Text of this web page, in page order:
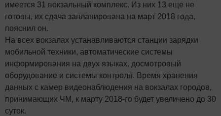
имеется 31 вокзальный комплекс. Из них 13 еще не
готовы, их сдача запланирована на март 2018 года,
пояснил он.
На всех вокзалах устанавливаются станции зарядки
мобильной техники, автоматические системы
информирования на двух языках, досмотровый
оборудование и системы контроля. Время хранения
данных с камер видеонаблюдения на вокзалах городов,
принимающих ЧМ, к марту 2018-го будет увеличено до 30
суток.